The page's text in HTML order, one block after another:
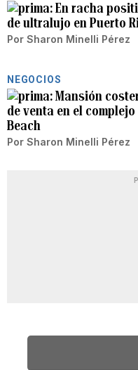
En racha
de ultralujo en Puerto
Por Sharon Minelli Pérez
NEGOCIOS
Mansión
de venta en el
Beach
Por Sharon Minelli Pérez